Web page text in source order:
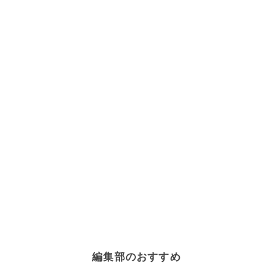
編集部のおすすめ